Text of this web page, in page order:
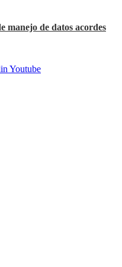
manejo de datos acordes
Youtube